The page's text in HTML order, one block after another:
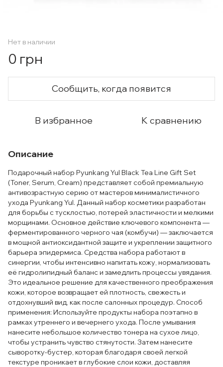
Нет в наличии
0 грн
Сообщить, когда появится
В избранное К сравнению
Описание
Подарочный набор Pyunkang Yul Black Tea Line Gift Set
(Toner, Serum, Cream) представляет собой премиальную
антивозрастную серию от мастеров минималистичного
ухода Pyunkang Yul. Данный набор косметики разработан
для борьбы с тусклостью, потерей эластичности и мелкими
морщинами. Основное действие ключевого компонента —
ферментированного черного чая (комбучи) — заключается
в мощной антиоксидантной защите и укреплении защитного
барьера эпидермиса. Средства набора работают в
синергии, чтобы интенсивно напитать кожу, нормализовать
её гидролипидный баланс и замедлить процессы увядания.
Это идеальное решение для качественного преображения
кожи, которое возвращает ей плотность, свежесть и
отдохнувший вид, как после салонных процедур. Способ
применения: Используйте продукты набора поэтапно в
рамках утреннего и вечернего ухода. После умывания
нанесите небольшое количество тонера на сухое лицо,
чтобы устранить чувство стянутости. Затем нанесите
сыворотку-бустер, которая благодаря своей легкой
текстуре проникает в глубокие слои кожи, доставляя